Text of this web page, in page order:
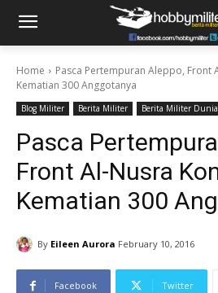
Home
Pasca Pertempuran Aleppo, Front
Kematian 300 Anggotanya
Blog Militer Berita Militer Berita Militer Dunia
Pasca
Front Al-Nusra
Kematian 300
By Eileen Aurora February 10, 2016
Facebook Twitter